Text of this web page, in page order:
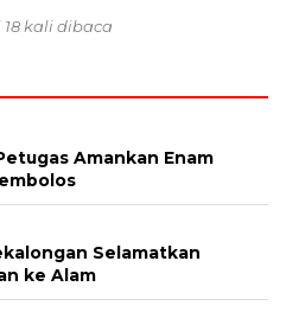
kali dibaca
Amankan Enam
Selamatkan
ke Alam